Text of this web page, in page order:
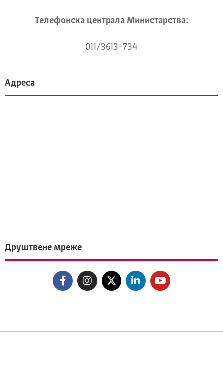
Телeфонска централа Mинистарства:
011/3613-734
Адреса
Друштвене мреже